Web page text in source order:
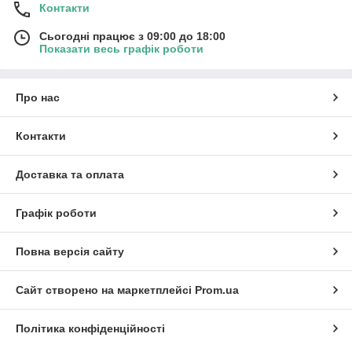
Контакти
Сьогодні працює з 09:00 до 18:00
Показати весь графік роботи
Про нас
Контакти
Доставка та оплата
Графік роботи
Повна версія сайту
Сайт створено на маркетплейсі Prom.ua
Політика конфіденційності